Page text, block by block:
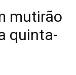
mutirão
quinta-